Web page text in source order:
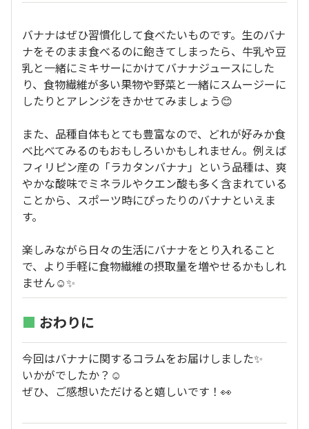
バナナはぜひ習慣化して食べたいものです。生のバナ
ナをそのまま食べるのに飽きてしまったら、牛乳や豆
乳と一緒にミキサーにかけてバナナジュースにした
り、食物繊維が多い果物や野菜と一緒にスムージーに
したりとアレンジをきかせてみましょう😊
また、品種自体もとても豊富なので、どれが好みか食
べ比べてみるのもおもしろいかもしれません。例えば
フィリピン産の「ラカタンバナナ」という品種は、爽
やかな酸味でミネラルやクエン酸も多く含まれている
ことから、スポーツ時にぴったりのバナナといえま
す。
楽しみながら日々の生活にバナナをとり入れること
で、より手軽に食物繊維の摂取量を増やせるかもしれ
ません☺️✨
■ おわりに
今回はバナナに関するコラムをお届けしました✨
いかがでしたか？☺️
ぜひ、ご感想いただけると嬉しいです！👀